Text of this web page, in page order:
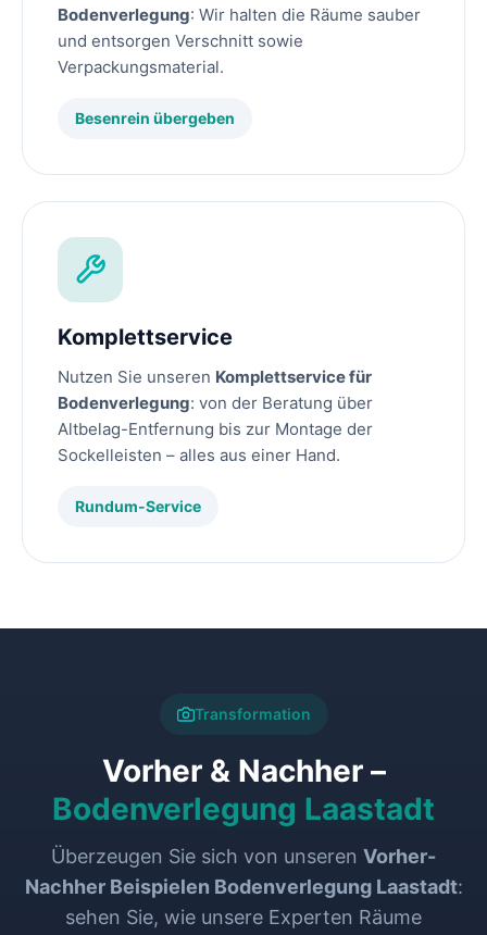
Bodenverlegung: Wir halten die Räume sauber
und entsorgen Verschnitt sowie
Verpackungsmaterial.
Besenrein übergeben
Komplettservice
Nutzen Sie unseren Komplettservice für
Bodenverlegung: von der Beratung über
Altbelag-Entfernung bis zur Montage der
Sockelleisten – alles aus einer Hand.
Rundum-Service
Transformation
Vorher & Nachher –
Bodenverlegung Laastadt
Überzeugen Sie sich von unseren Vorher-
Nachher Beispielen Bodenverlegung Laastadt:
sehen Sie, wie unsere Experten Räume